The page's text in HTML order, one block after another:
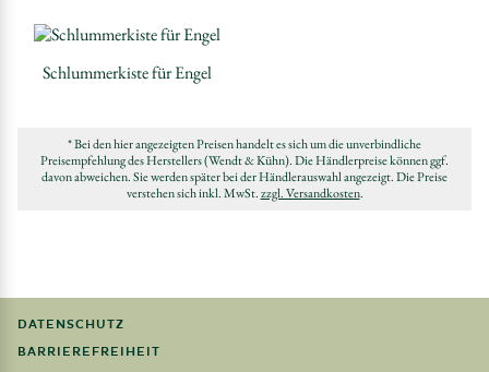
Schlummerkiste für Engel
* Bei den hier angezeigten Preisen handelt es sich um die unverbindliche
Preisempfehlung des Herstellers (Wendt & Kühn). Die Händlerpreise können ggf.
davon abweichen. Sie werden später bei der Händlerauswahl angezeigt. Die Preise
verstehen sich inkl. MwSt.zzgl. Versandkosten.
DATENSCHUTZ
BARRIEREFREIHEIT